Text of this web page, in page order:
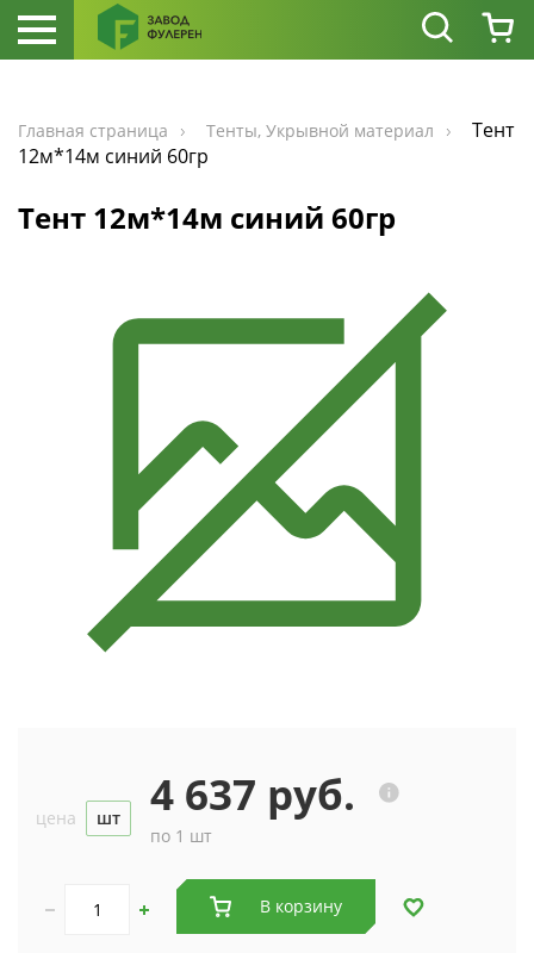
Главная страница Тенты, Укрывной материал
Тент
12м*14м синий 60гр
Тент 12м*14м синий 60гр
цена шт 4 637 руб.
по 1 шт
В корзину